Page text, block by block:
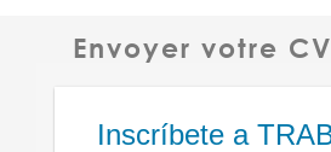
Envoyer votre CV